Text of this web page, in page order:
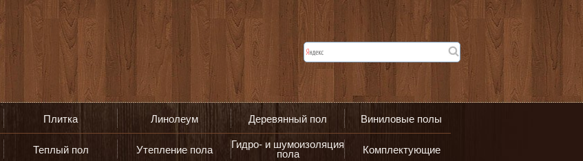
Плитка Линолеум Деревянный пол Виниловые полы
Теплый пол Утепление пола
Гидро- и шумоизоляция
пола
Комплектующие